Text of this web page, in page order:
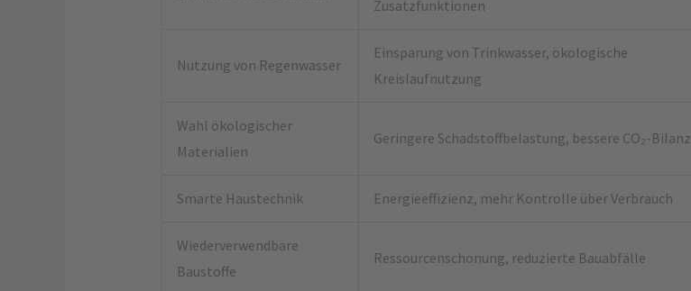
Zusatzfunktionen
Nutzung von Regenwasser
Einsparung von Trinkwasser, ökologische
Kreislaufnutzung
Wahl ökologischer
Materialien
Geringere Schadstoffbelastung, bessere CO₂-Bilanz
Smarte Haustechnik Energieeffizienz, mehr Kontrolle über Verbrauch
Wiederverwendbare
Baustoffe
Ressourcenschonung, reduzierte Bauabfälle